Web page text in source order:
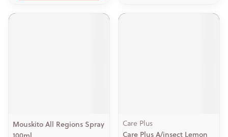
Mouskito All Regions Spray
Care Plus
Care Plus A/insect Lemon